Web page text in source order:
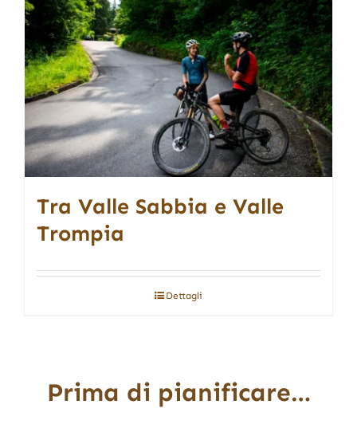
Tra Valle Sabbia e Valle
Trompia
Dettagli
Prima di pianificare…